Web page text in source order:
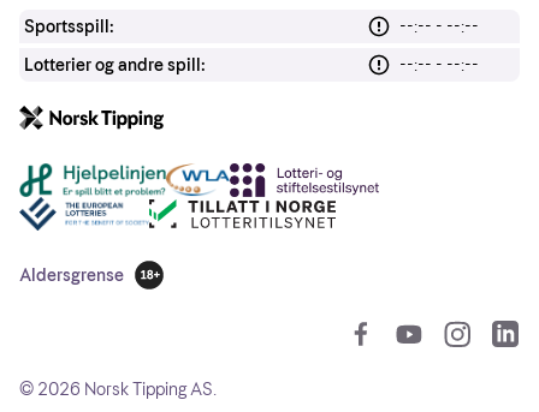
Sportsspill:
--:-- - --:--
Lotterier og andre spill:
--:-- - --:--
Andre lenker
Aldersgrense
18 år
© 2026 Norsk Tipping AS.